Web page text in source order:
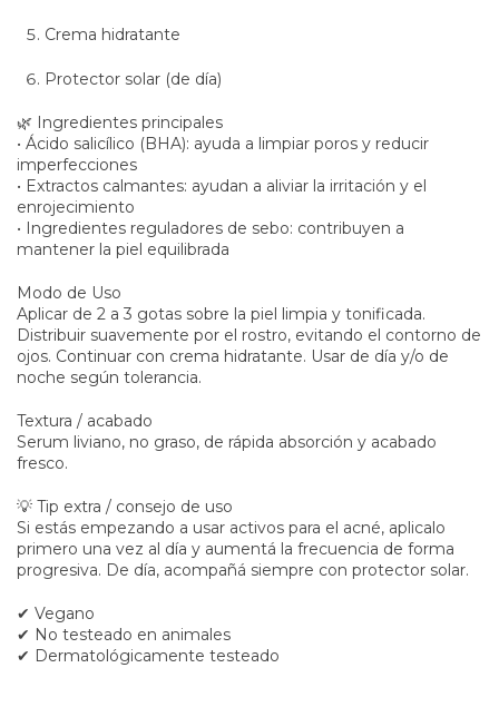
Crema hidratante
Protector solar (de día)
🌿 Ingredientes principales
• Ácido salicílico (BHA): ayuda a limpiar poros y reducir
imperfecciones
• Extractos calmantes: ayudan a aliviar la irritación y el
enrojecimiento
• Ingredientes reguladores de sebo: contribuyen a
mantener la piel equilibrada
Modo de Uso
Aplicar de 2 a 3 gotas sobre la piel limpia y tonificada.
Distribuir suavemente por el rostro, evitando el contorno de
ojos. Continuar con crema hidratante. Usar de día y/o de
noche según tolerancia.
Textura / acabado
Serum liviano, no graso, de rápida absorción y acabado
fresco.
💡 Tip extra / consejo de uso
Si estás empezando a usar activos para el acné, aplicalo
primero una vez al día y aumentá la frecuencia de forma
progresiva. De día, acompañá siempre con protector solar.
✔ Vegano
✔ No testeado en animales
✔ Dermatológicamente testeado